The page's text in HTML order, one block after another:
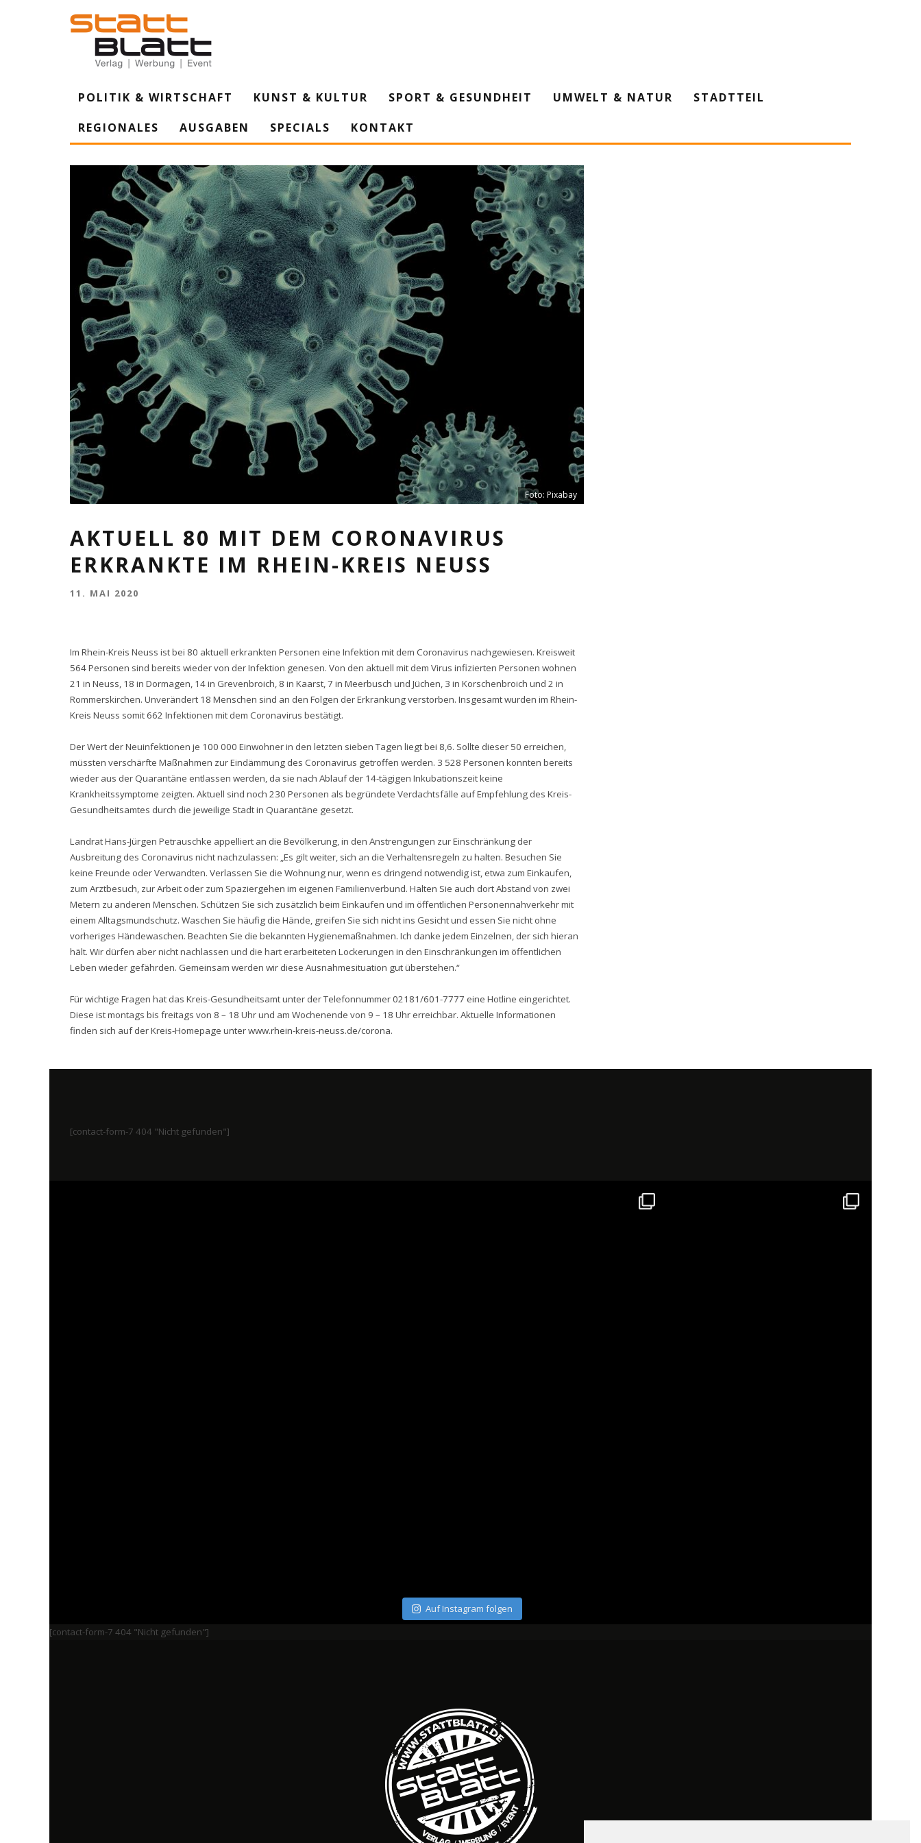
POLITIK & WIRTSCHAFT KUNST & KULTUR SPORT & GESUNDHEIT UMWELT & NATUR
STADTTEIL
REGIONALES
AUSGABEN SPECIALS KONTAKT
Foto: Pixabay
AKTUELL 80 MIT DEM CORONAVIRUS
ERKRANKTE IM RHEIN-KREIS NEUSS
11. MAI 2020
Im Rhein-Kreis Neuss ist bei 80 aktuell erkrankten Personen eine Infektion mit dem Coronavirus nachgewiesen. Kreisweit
564 Personen sind bereits wieder von der Infektion genesen. Von den aktuell mit dem Virus infizierten Personen wohnen
21 in Neuss, 18 in Dormagen, 14 in Grevenbroich, 8 in Kaarst, 7 in Meerbusch und Jüchen, 3 in Korschenbroich und 2 in
Rommerskirchen. Unverändert 18 Menschen sind an den Folgen der Erkrankung verstorben. Insgesamt wurden im Rhein-
Kreis Neuss somit 662 Infektionen mit dem Coronavirus bestätigt.
Der Wert der Neuinfektionen je 100 000 Einwohner in den letzten sieben Tagen liegt bei 8,6. Sollte dieser 50 erreichen,
müssten verschärfte Maßnahmen zur Eindämmung des Coronavirus getroffen werden. 3 528 Personen konnten bereits
wieder aus der Quarantäne entlassen werden, da sie nach Ablauf der 14-tägigen Inkubationszeit keine
Krankheitssymptome zeigten. Aktuell sind noch 230 Personen als begründete Verdachtsfälle auf Empfehlung des Kreis-
Gesundheitsamtes durch die jeweilige Stadt in Quarantäne gesetzt.
Landrat Hans-Jürgen Petrauschke appelliert an die Bevölkerung, in den Anstrengungen zur Einschränkung der
Ausbreitung des Coronavirus nicht nachzulassen: „Es gilt weiter, sich an die Verhaltensregeln zu halten. Besuchen Sie
keine Freunde oder Verwandten. Verlassen Sie die Wohnung nur, wenn es dringend notwendig ist, etwa zum Einkaufen,
zum Arztbesuch, zur Arbeit oder zum Spaziergehen im eigenen Familienverbund. Halten Sie auch dort Abstand von zwei
Metern zu anderen Menschen. Schützen Sie sich zusätzlich beim Einkaufen und im öffentlichen Personennahverkehr mit
einem Alltagsmundschutz. Waschen Sie häufig die Hände, greifen Sie sich nicht ins Gesicht und essen Sie nicht ohne
vorheriges Händewaschen. Beachten Sie die bekannten Hygienemaßnahmen. Ich danke jedem Einzelnen, der sich hieran
hält. Wir dürfen aber nicht nachlassen und die hart erarbeiteten Lockerungen in den Einschränkungen im öffentlichen
Leben wieder gefährden. Gemeinsam werden wir diese Ausnahmesituation gut überstehen.“
Für wichtige Fragen hat das Kreis-Gesundheitsamt unter der Telefonnummer 02181/601-7777 eine Hotline eingerichtet.
Diese ist montags bis freitags von 8 – 18 Uhr und am Wochenende von 9 – 18 Uhr erreichbar. Aktuelle Informationen
finden sich auf der Kreis-Homepage unterwww.rhein-kreis-neuss.de/corona.
[contact-form-7 404 "Nicht gefunden"]
Auf Instagram folgen
[contact-form-7 404 "Nicht gefunden"]